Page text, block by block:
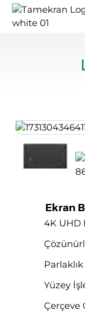
Ekran
4K UHD
Yüzey
Çerçeve